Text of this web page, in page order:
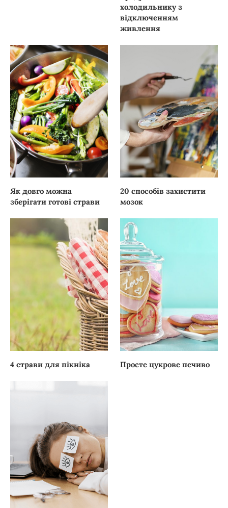
холодильнику з
відключенням
живлення
Як довго можна
зберігати готові страви
20 способів захистити
мозок
4 страви для пікніка Просте цукрове печиво